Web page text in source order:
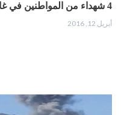
4 شهداء من المواطنين في غارات للعدوان على تعز
أبريل 12, 2016